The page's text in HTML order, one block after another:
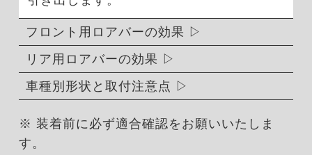
フロント用ロアバーの効果
リア用ロアバーの効果
車種別形状と取付注意点
※ 装着前に必ず適合確認をお願いいたしま
す。